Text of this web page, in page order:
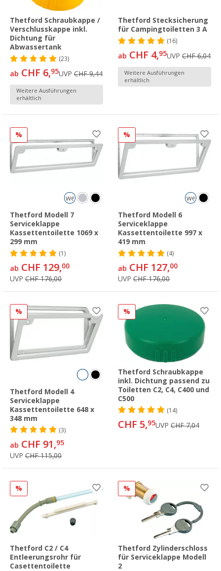
Thetford Schraubkappe /
Verschlusskappe inkl.
Dichtung für
Abwassertank
(23)
ab CHF 6,95UVP CHF 9,44
Weitere Ausführungen
erhältlich
Thetford Stecksicherung
für Campingtoiletten 3 A
(16)
ab CHF 4,95UVP CHF 6,04
Weitere Ausführungen
erhältlich
%
weiß
Thetford Modell 7
Serviceklappe
Kassettentoilette 1069 x
299 mm
(1)
ab CHF 129,00
UVP CHF 176,00
%
weiß
Thetford Modell 6
Serviceklappe
Kassettentoilette 997 x
419 mm
(4)
ab CHF 127,00
UVP CHF 176,00
%
Thetford Modell 4
Serviceklappe
Kassettentoilette 648 x
348 mm
(3)
ab CHF 91,95
UVP CHF 115,00
%
Thetford Schraubkappe
inkl. Dichtung passend zu
Toiletten C2, C4, C400 und
C500
(14)
CHF 5,95UVP CHF 7,04
%
Thetford C2 / C4
Entleerungsrohr für
Casettentoilette
%
Thetford Zylinderschloss
für Serviceklappe Modell
2